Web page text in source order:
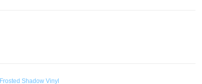
Frosted Shadow Vinyl